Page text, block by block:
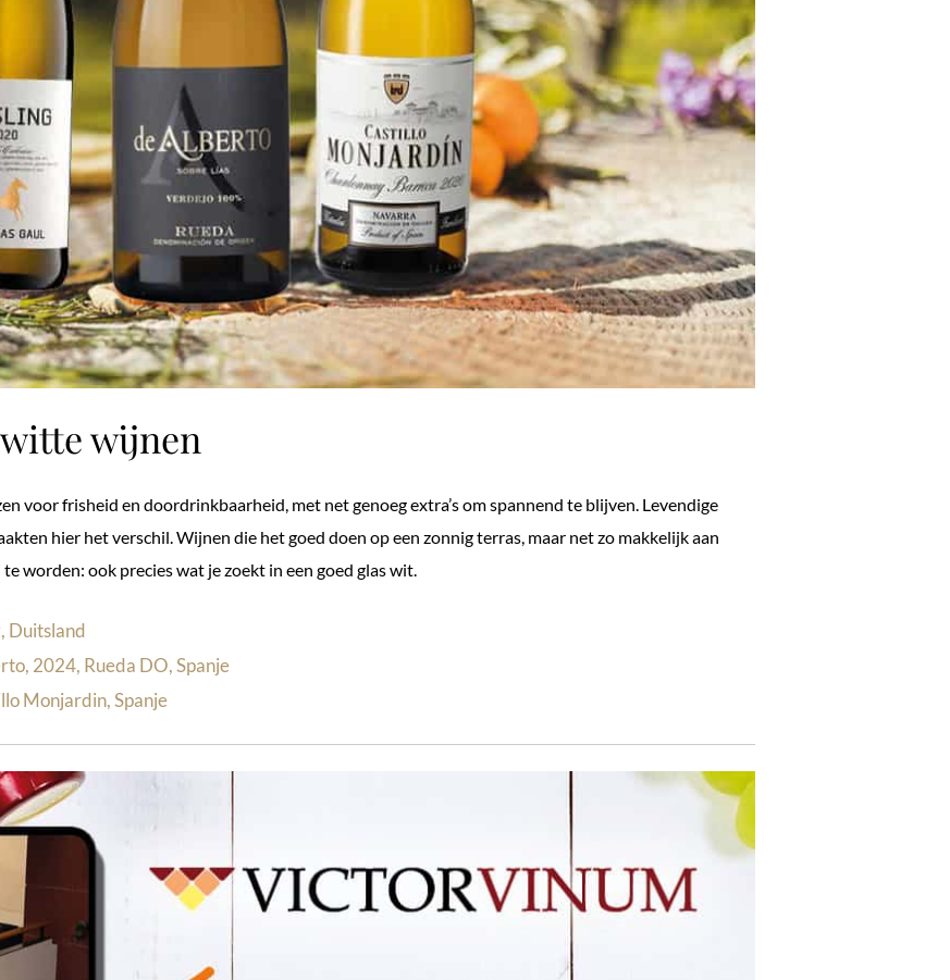
wijnen
voor frisheid en doordrinkbaarheid, met net genoeg extra’s om spannend te blijven. Levendige
hier het verschil. Wijnen die het goed doen op een zonnig terras, maar net zo makkelijk aan
worden: ook precies wat je zoekt in een goed glas wit.
Duitsland
2024, Rueda DO, Spanje
Monjardin, Spanje